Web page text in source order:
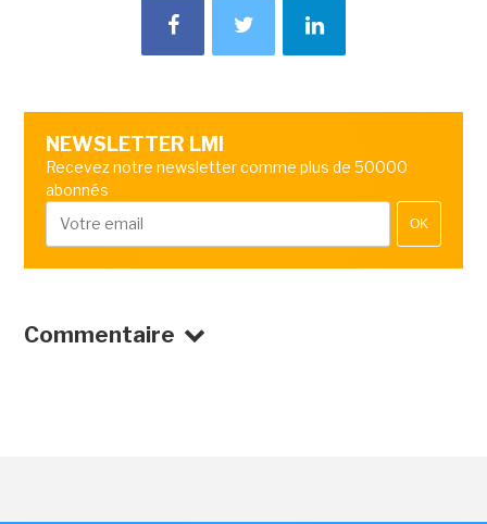
NEWSLETTER LMI
Recevez notre newsletter comme plus de 50000
abonnés
OK
Commentaire